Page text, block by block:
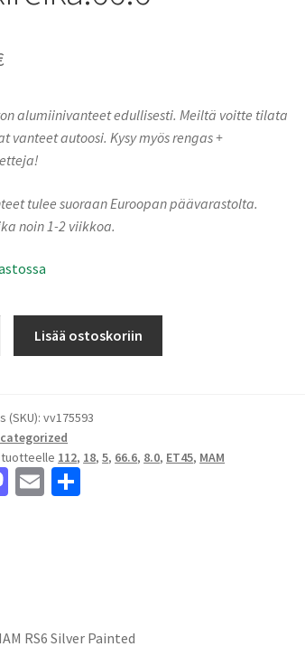
alumiinivanteet edullisesti. Meiltä voitte tilata
vanteet autoosi. Kysy myös rengas +
tulee suoraan Euroopan päävarastolta.
noin 1-2 viikkoa.
Lisää ostoskoriin
(SKU):vv175593
tuotteelle 112, 18,5, 66.6, 8.0, ET45, MAM
M
n
E
RS6 Silver Painted